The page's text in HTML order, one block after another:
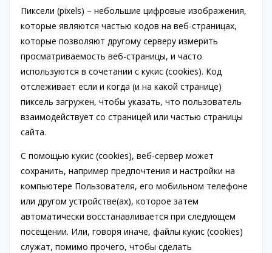
Пиксели (pixels) – небольшие цифровые изображения,
которые являются частью кодов на веб-страницах,
которые позволяют другому серверу измерить
просматриваемость веб-страницы, и часто
используются в сочетании с кукис (cookies). Код
отслеживает если и когда (и на какой странице)
пиксель загружен, чтобы указать, что пользователь
взаимодействует со страницей или частью страницы
сайта.
С помощью кукис (cookies), веб-сервер может
сохранить, например предпочтения и настройки на
компьютере Пользователя, его мобильном телефоне
или другом устройстве(ах), которое затем
автоматически восстанавливается при следующем
посещении. Или, говоря иначе, файлы кукис (cookies)
служат, помимо прочего, чтобы сделать